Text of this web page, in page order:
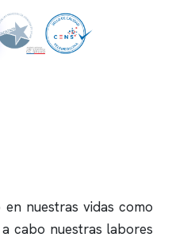
nuestras vidas como
cabo nuestras labores